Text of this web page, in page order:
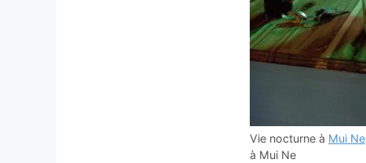
Vie nocturne à Mui Ne
à Mui Ne